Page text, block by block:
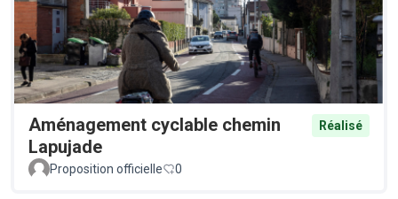
Aménagement cyclable chemin
Lapujade
Réalisé
Proposition officielle 0